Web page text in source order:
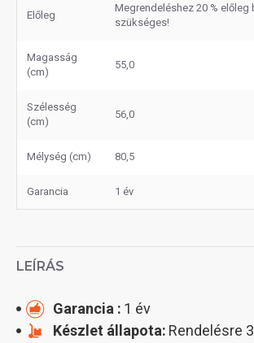
Előleg
Megrendeléshez 20 % előleg
szükséges!
Magasság
(cm)
55,0
Szélesség
(cm)
56,0
Mélység (cm) 80,5
Garancia 1 év
LEÍRÁS
Garancia : 1 év
Készlet állapota: Rendelésre